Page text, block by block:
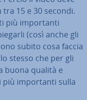
15 e 30 secondi.
più im­por­tan­ti
(così anche gli
subito cosa faccia
stesso che per gli
buona qualità e
più im­por­tan­ti sulla